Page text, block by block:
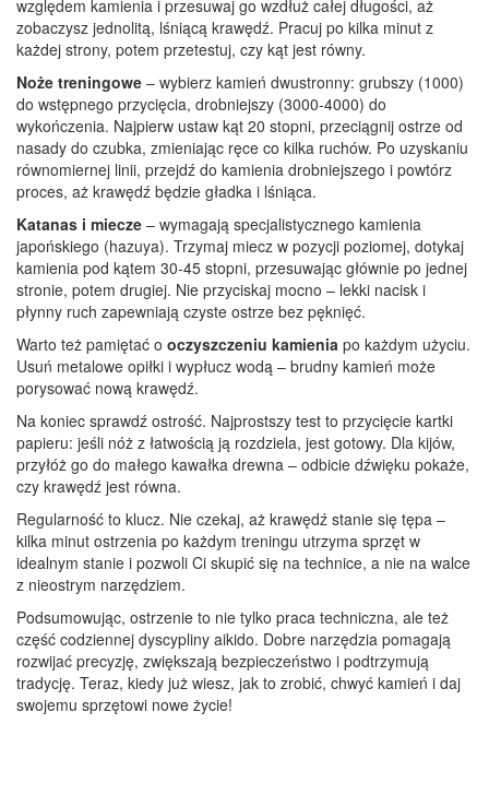
względem kamienia i przesuwaj go wzdłuż całej długości, aż
zobaczysz jednolitą, lśniącą krawędź. Pracuj po kilka minut z
każdej strony, potem przetestuj, czy kąt jest równy.
Noże treningowe – wybierz kamień dwustronny: grubszy (1000)
do wstępnego przycięcia, drobniejszy (3000‑4000) do
wykończenia. Najpierw ustaw kąt 20 stopni, przeciągnij ostrze od
nasady do czubka, zmieniając ręce co kilka ruchów. Po uzyskaniu
równomiernej linii, przejdź do kamienia drobniejszego i powtórz
proces, aż krawędź będzie gładka i lśniąca.
Katanas i miecze – wymagają specjalistycznego kamienia
japońskiego (hazuya). Trzymaj miecz w pozycji poziomej, dotykaj
kamienia pod kątem 30‑45 stopni, przesuwając głównie po jednej
stronie, potem drugiej. Nie przyciskaj mocno – lekki nacisk i
płynny ruch zapewniają czyste ostrze bez pęknięć.
Warto też pamiętać o oczyszczeniu kamienia po każdym użyciu.
Usuń metalowe opiłki i wypłucz wodą – brudny kamień może
porysować nową krawędź.
Na koniec sprawdź ostrość. Najprostszy test to przycięcie kartki
papieru: jeśli nóż z łatwością ją rozdziela, jest gotowy. Dla kijów,
przyłóż go do małego kawałka drewna – odbicie dźwięku pokaże,
czy krawędź jest równa.
Regularność to klucz. Nie czekaj, aż krawędź stanie się tępa –
kilka minut ostrzenia po każdym treningu utrzyma sprzęt w
idealnym stanie i pozwoli Ci skupić się na technice, a nie na walce
z nieostrym narzędziem.
Podsumowując, ostrzenie to nie tylko praca techniczna, ale też
część codziennej dyscypliny aikido. Dobre narzędzia pomagają
rozwijać precyzję, zwiększają bezpieczeństwo i podtrzymują
tradycję. Teraz, kiedy już wiesz, jak to zrobić, chwyć kamień i daj
swojemu sprzętowi nowe życie!